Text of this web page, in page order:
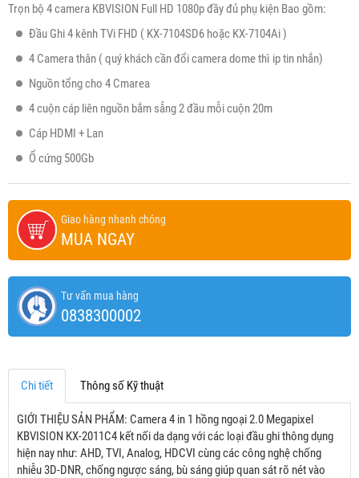
Trọn bộ 4 camera KBVISION Full HD 1080p đầy đủ phụ kiện Bao gồm:
Đầu Ghi 4 kênh TVi FHD ( KX-7104SD6 hoặc KX-7104Ai )
4 Camera thân ( quý khách cần đổi camera dome thì ip tin nhắn)
Nguồn tổng cho 4 Cmarea
4 cuộn cáp liên nguồn bắm sẵng 2 đầu mỗi cuộn 20m
Cáp HDMI + Lan
Ổ cứng 500Gb
Giao hàng nhanh chóng
MUA NGAY
Tư vấn mua hàng
0838300002
Chi tiết Thông số Kỹ thuật
GIỚI THIỆU SẢN PHẨM: Camera 4 in 1 hồng ngoại 2.0 Megapixel
KBVISION KX-2011C4 kết nối da dạng với các loại đầu ghi thông dụng
hiện nay như: AHD, TVI, Analog, HDCVI cùng các công nghệ chống
nhiễu 3D-DNR, chống ngược sáng, bù sáng giúp quan sát rõ nét vào